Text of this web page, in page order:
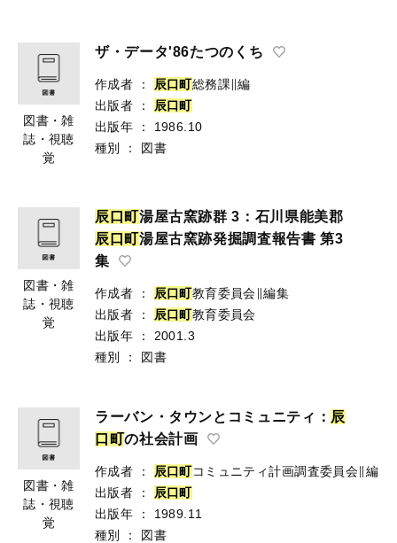
図書・雑
誌・視聴
覚
ザ・データ'86たつのくち
作成者 ： 辰口町総務課∥編
出版者
： 辰口町
出版年
：
1986.10
種別
： 図書
図書・雑
誌・視聴
覚
辰 口 町湯屋古窯跡群 3：石川県能美郡
辰 口 町湯屋古窯跡発掘調査報告書 第3
集
作成者 ： 辰口町教育委員会∥編集
出版者
： 辰口町教育委員会
出版年
：
2001.3
種別
： 図書
図書・雑
誌・視聴
覚
ラーバン・タウンとコミュニティ： 辰
口 町の社会計画
作成者 ： 辰口町コミュニティ計画調査委員会∥編
出版者
： 辰口町
出版年
：
1989.11
種別
： 図書